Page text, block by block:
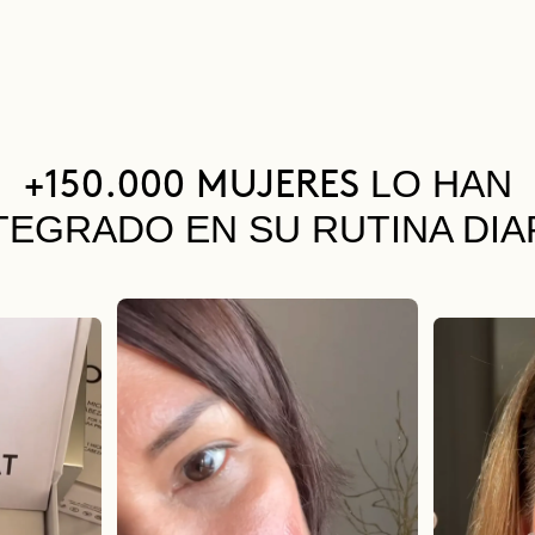
+150.000 MUJERES LO HAN
EN SU RUTINA